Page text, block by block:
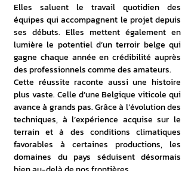
Elles saluent le travail quotidien des
équipes qui accompagnent le projet depuis
ses débuts. Elles mettent également en
lumière le potentiel d’un terroir belge qui
gagne chaque année en crédibilité auprès
des professionnels comme des amateurs.
Cette réussite raconte aussi une histoire
plus vaste. Celle d’une Belgique viticole qui
avance à grands pas. Grâce à l’évolution des
techniques, à l’expérience acquise sur le
terrain et à des conditions climatiques
favorables à certaines productions, les
domaines du pays séduisent désormais